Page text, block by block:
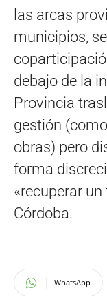
las arcas
municipios,
debajo de la
Provincia
gestión
obras) pero
forma
«recuperar
Córdoba.
WhatsApp